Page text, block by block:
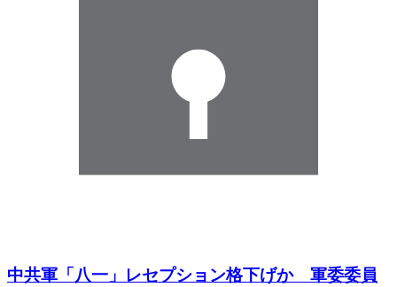
中共軍「八一」レセプション格下げか 軍委委員